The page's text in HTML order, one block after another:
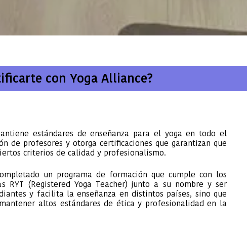
con Yoga Alliance?
estándares de enseñanza para el yoga en todo el
de profesores y otorga certificaciones que garantizan que
criterios de calidad y profesionalismo.
un programa de formación que cumple con los
(Registered Yoga Teacher) junto a su nombre y ser
y facilita la enseñanza en distintos países, sino que
altos estándares de ética y profesionalidad en la